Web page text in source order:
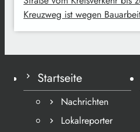
Kreuzweg ist wegen
Startseite
Nachrichten
Lokalreporter